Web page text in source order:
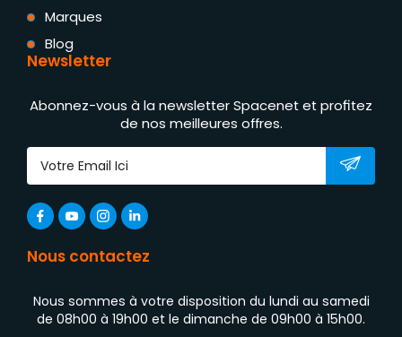
Marques
Blog
Newsletter
Abonnez-vous à la newsletter Spacenet et profitez
de nos meilleures offres.
Nous contactez
Nous sommes à votre disposition du lundi au samedi
de 08h00 à 19h00 et le dimanche de 09h00 à 15h00.